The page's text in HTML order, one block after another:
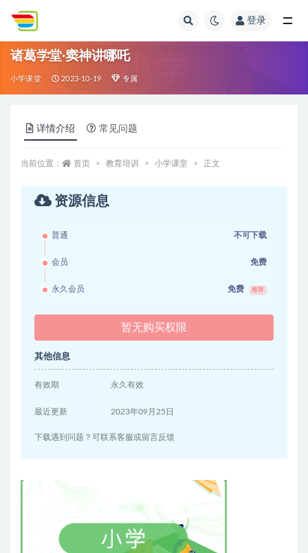
登录
诸葛学堂·窦神讲哪吒
小学课堂 2023-10-19 专属
详情介绍 常见问题
当前位置： 首页 教育培训 小学课堂 正文
资源信息
普通 不可下载
会员 免费
永久会员 免费 推荐
暂无购买权限
其他信息
有效期 永久有效
最近更新 2023年09月25日
下载遇到问题？可联系客服或留言反馈